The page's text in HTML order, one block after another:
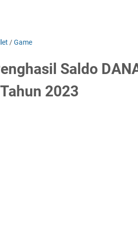
/Game
Saldo
2023